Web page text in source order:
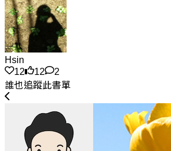
Hsin
12
12
2
誰也追蹤此書單